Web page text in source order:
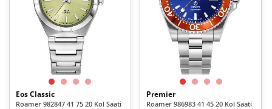
Eos Classic
Roamer 982847 41 75 20 Kol Saati
Premier
Roamer 986983 41 45 20 Kol Saati